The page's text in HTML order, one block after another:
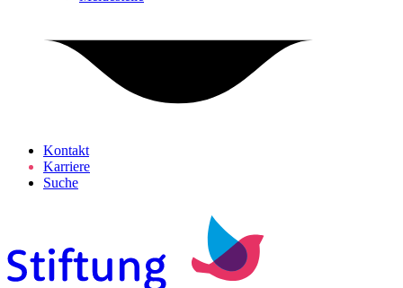
Kontakt
Karriere
Suche